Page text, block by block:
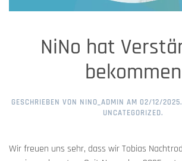
NiNo hat
bekommen
GESCHRIEBEN VON NINO_ADMIN AM 02/12/2025
UNCATEGORIZED.
Wir freuen uns sehr, dass wir Tobias